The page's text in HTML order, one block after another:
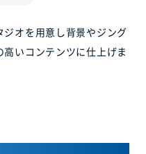
オを用意し背景やジング
いコンテンツに仕上げま